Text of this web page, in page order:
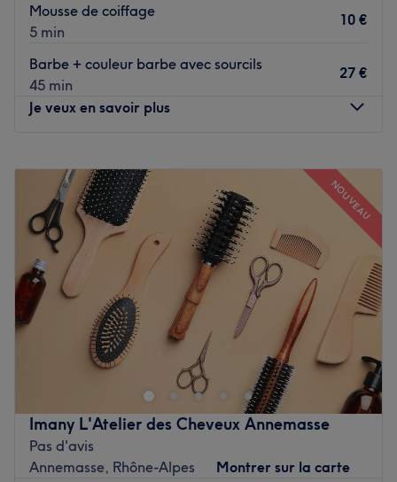
Mousse de coiffage
5 min
10 €
Barbe + couleur barbe avec sourcils
45 min
27 €
Je veux en savoir plus
Mardi
–19:00
Mercredi
19:00
Jeudi
Vendredi
10:00–19:00
Samedi
10:00–18:00
Dimanche
Fermé
Situé à Marseille à Annemasse, le salon Agence de
Relooking visionz est un espace exclusivement dédié à la
beauté des cheveux. Jeus vous accueille dans un univers
coiffure pour vous faire profiter d'un agréablement
moment de coiffure.
Transport public le plus proche :
À deux minutes à pied de l'arrêt de bus Mont Blanc.
NOUVEAU
Imany L'Atelier des Cheveux Annemasse
Pas d'avis
Annemasse, Rhône-Alpes
Montrer sur la carte